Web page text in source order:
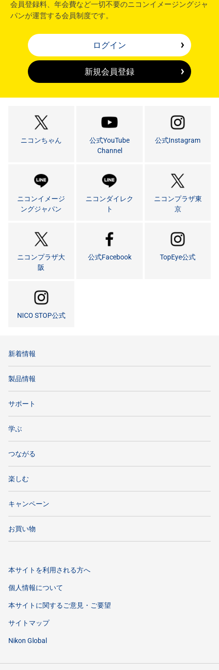
会員登録料、年会費など一切不要のニコンイメージングジャ
パンが運営する会員制度です。
ログイン
新規会員登録
ニコンちゃん
公式YouTube
Channel
公式Instagram
ニコンイメージ
ングジャパン
ニコンダイレク
ト
ニコンプラザ東
京
ニコンプラザ大
阪
公式Facebook TopEye公式
NICO STOP公式
新着情報
製品情報
サポート
学ぶ
つながる
楽しむ
キャンペーン
お買い物
本サイトを利用される方へ
個人情報について
本サイトに関するご意見・ご要望
サイトマップ
Nikon Global